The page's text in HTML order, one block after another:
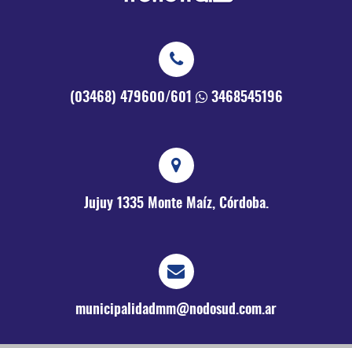
(03468) 479600/601 3468545196
Jujuy 1335 Monte Maíz, Córdoba.
municipalidadmm@nodosud.com.ar